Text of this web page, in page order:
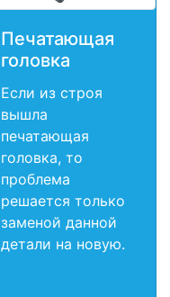
Печатающая
головка
Если из строя
вышла
печатающая
головка, то
проблема
решается только
заменой данной
детали на новую.